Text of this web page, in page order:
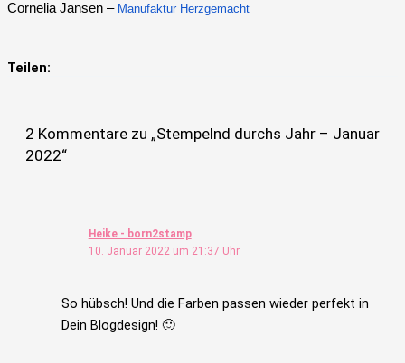
Cornelia Jansen – Manufaktur Herzgemacht
Teilen:
2 Kommentare zu „Stempelnd durchs Jahr – Januar
2022“
Heike - born2stamp
10. Januar 2022 um 21:37 Uhr
So hübsch! Und die Farben passen wieder perfekt in
Dein Blogdesign! 🙂